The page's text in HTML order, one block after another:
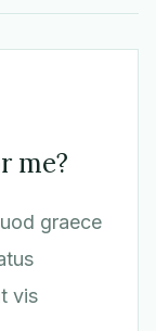
me?
graece
vis